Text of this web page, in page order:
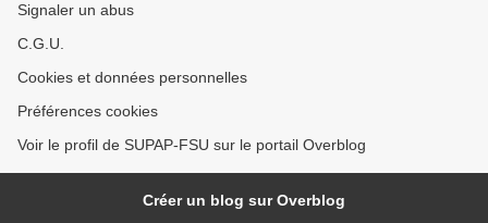
Signaler un abus
C.G.U.
Cookies et données personnelles
Préférences cookies
Voir le profil de SUPAP-FSU sur le portail Overblog
Créer un blog sur Overblog